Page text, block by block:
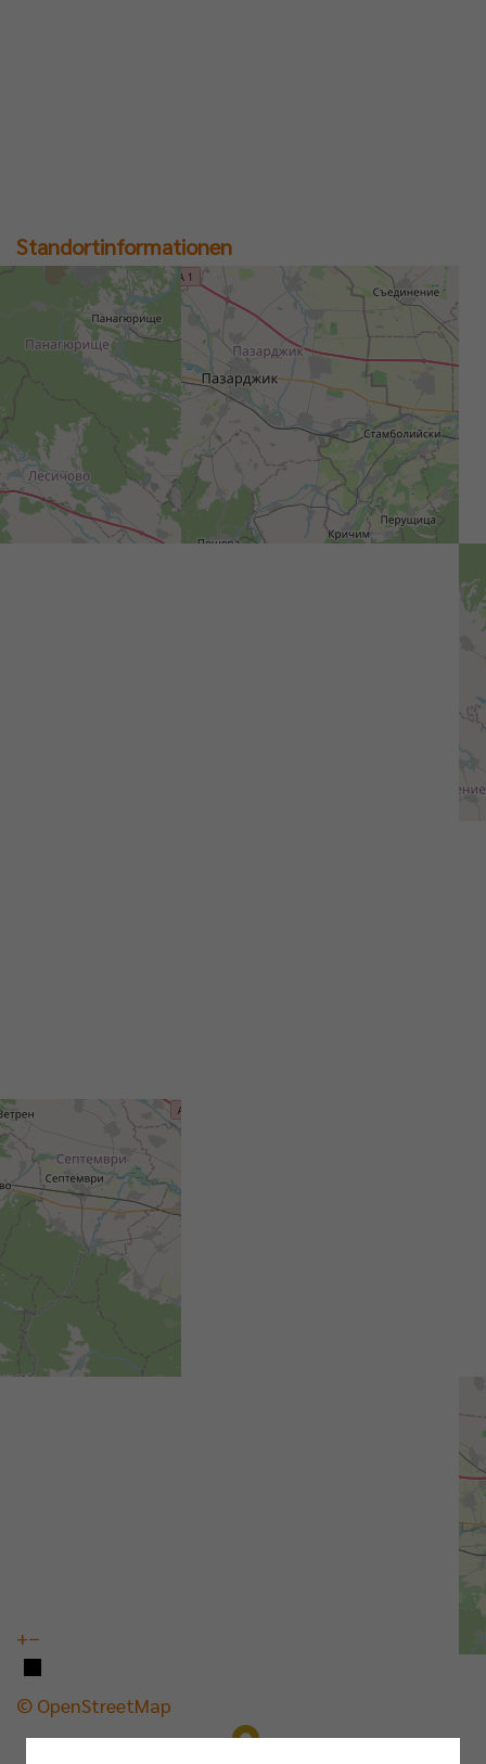
+−
© OpenStreetMap
Standortinformationen
Straße
Stadt
Bundesland
Land
Nächste Veranstaltungen